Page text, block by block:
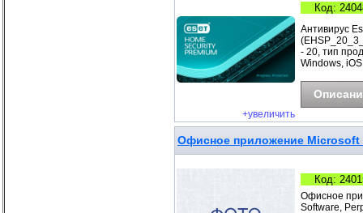
+увеличить
Код:
Антивирус
- 20, тип
Windows,
Офисное приложение Microsoft
Код:
Офисное
Software,